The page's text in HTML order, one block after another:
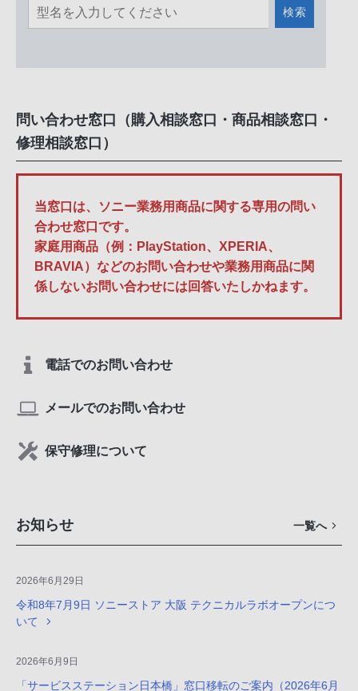
検索
問い合わせ窓口（購入相談窓口・商品相談窓口・
修理相談窓口）
当窓口は、ソニー業務用商品に関する専用の問い
合わせ窓口です。
家庭用商品（例：PlayStation、XPERIA、
BRAVIA）などのお問い合わせや業務用商品に関
係しないお問い合わせには回答いたしかねます。
電話でのお問い合わせ
メールでのお問い合わせ
保守修理について
お知らせ 一覧へ
2026年6月29日
令和8年7月9日 ソニーストア 大阪 テクニカルラボオープンにつ
いて
2026年6月9日
「サービスステーション日本橋」窓口移転のご案内（2026年6月